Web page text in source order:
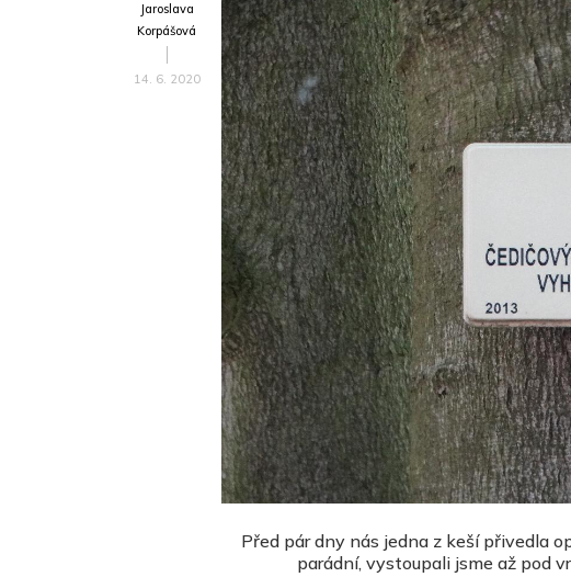
Jaroslava
Korpášová
14. 6. 2020
Před pár dny nás jedna z keší přivedla
parádní, vystoupali jsme až pod